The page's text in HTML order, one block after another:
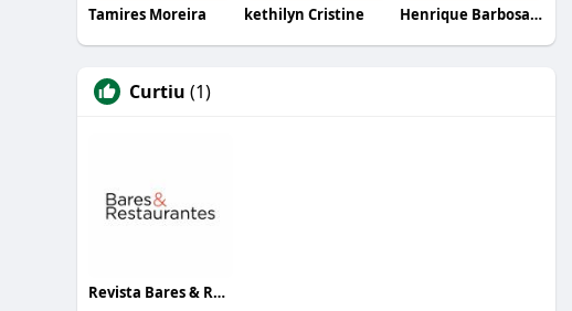
Tamires Moreira kethilyn Cristine Henrique Barbosa Yokobataki
Curtiu (1)
Revista Bares & Restaurantes